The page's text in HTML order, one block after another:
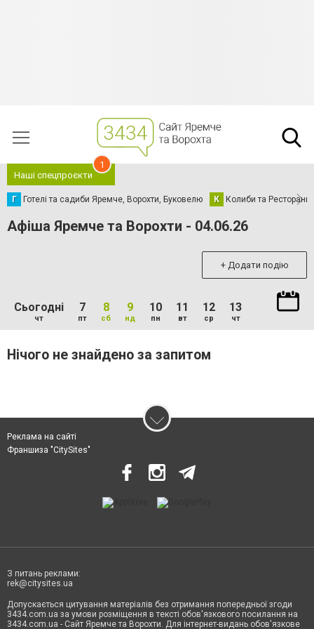
Наші спецпроєкти
1
Г Готелі та садиби Яремче, Ворохти, Буковелю К Колиби та Ресторани
Афіша Яремче та Ворохти - 04.06.26
+ Додати подію
Сьогодні
чт
7
пт
8
сб
9
нд
10
пн
11
вт
12
ср
13
чт
Нічого не знайдено за запитом
Реклама на сайті
Франшиза "CitySites"
З питань реклами:
rek@citysites.ua
Допускається цитування матеріалів без отримання попередньої згоди
3434.com.ua за умови розміщення в тексті обов'язкового посилання на
3434.com.ua - Сайт Яремче та Ворохти. Для інтернет-видань обов'язкове